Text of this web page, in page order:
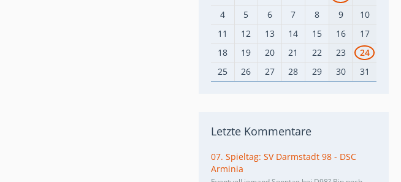
4
5 6 7 8 9
10
11
12 13 14 15 16
17
18
19 20 21 22 23
24
25
26 27 28 29 30 31
Letzte Kommentare
07. Spieltag: SV Darmstadt 98 - DSC
Arminia